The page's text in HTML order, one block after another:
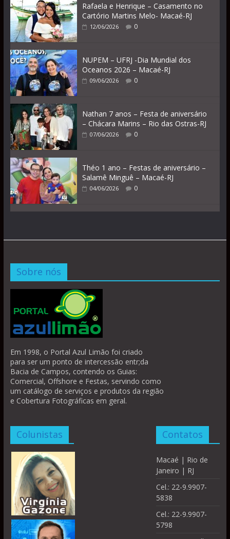
Rafaela e Henrique – Casamento no
Cartório Martins Melo- Macaé-RJ
12/06/2026 0
NUPEM – UFRJ -Dia Mundial dos
Oceanos 2026 – Macaé-RJ
09/06/2026 0
Nathan 7 anos – Festa de aniversário
– Chácara Marins – Rio das Ostras-RJ
07/06/2026 0
Théo 1 ano – Festas de aniversário –
Salamê Minguê – Macaé-RJ
04/06/2026 0
Sobre nós
Em 1998, o Portal Azul Limão foi criado
para ser um ponto de intercessão entr;da
Bacia de Campos, contendo os Guias:
Comercial, Offshore e Festas, servindo como
um catálogo de serviços e produtos da região
e Cobertura Fotográficas em geral.
Colunistas Contatos
Macaé | Rio de
Janeiro | RJ
Cel.: 22-9.9907-
5838
Cel.: 22-9.9907-
5798